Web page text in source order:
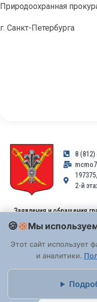
Природоохранная
г. Санкт-Петербурга
8 (812)
2-й
Заявления и обращения
адрес email, не могут
Федерального закона
принимаются только: по
или лично
На Сайте действует
Мы
Этот сайт использует
и аналитики.